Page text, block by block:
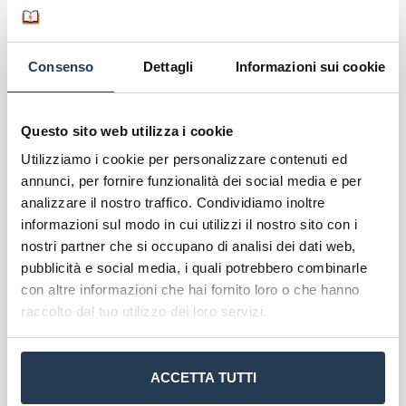
Consenso Dettagli Informazioni sui cookie
Questo sito web utilizza i cookie
Utilizziamo i cookie per personalizzare contenuti ed
annunci, per fornire funzionalità dei social media e per
analizzare il nostro traffico. Condividiamo inoltre
informazioni sul modo in cui utilizzi il nostro sito con i
nostri partner che si occupano di analisi dei dati web,
pubblicità e social media, i quali potrebbero combinarle
con altre informazioni che hai fornito loro o che hanno
raccolto dal tuo utilizzo dei loro servizi.
ACCETTA TUTTI
professione docente
capacità progettuali e valutative tali da poter
ricoprire ruoli di responsabilità nella
Le competenze sull’inclusione e l’uso di tecnologie
didattiche rendono i profili formati idonei a
intervenire inscuole di ogni ordine e grado
contribuendo a sviluppare strategie efficaci per
migliorare l’apprendimento, la valutazione e
l’integrazione degli studenti nei contesti educativi.